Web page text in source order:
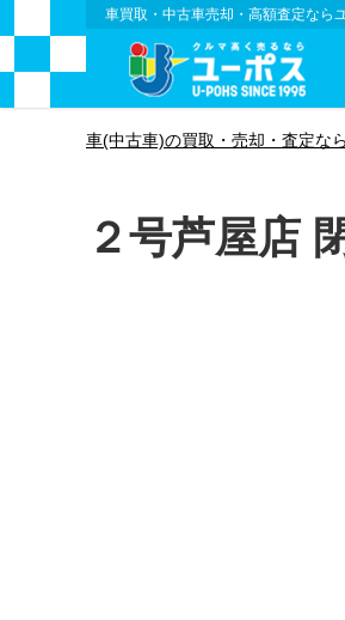
車買取・中古車売却・高額査定なら
車(中古車)の買取・売却・査定な
２号芦屋店